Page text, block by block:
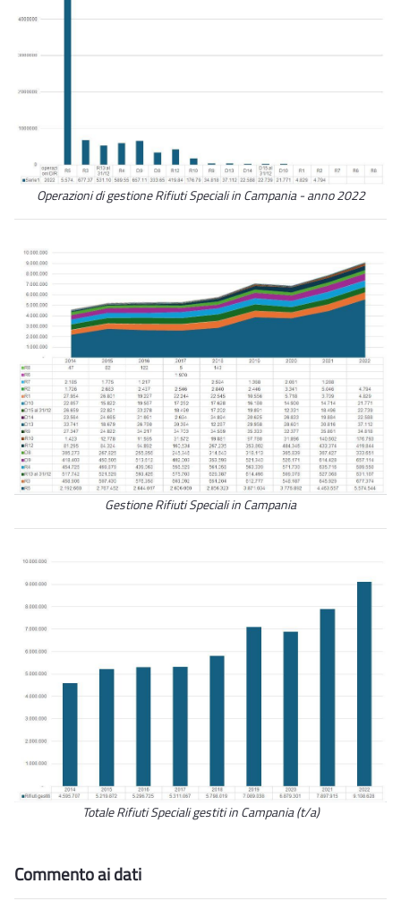
Operazioni di gestione Rifiuti Speciali in Campania - anno 2022
Gestione Rifiuti Speciali in Campania
Totale Rifiuti Speciali gestiti in Campania (t/a)
Commento ai dati